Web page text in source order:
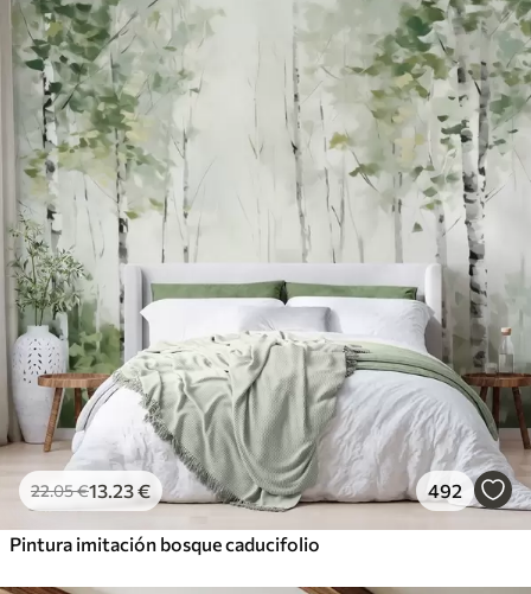
22.05€13 .23€ 492
Pintura imitación bosque caducifolio